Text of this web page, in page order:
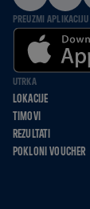
PREUZMI APLIKACIJU
UTRKA
LOKACIJE
TIMOVI
REZULTATI
POKLONI VOUCHER